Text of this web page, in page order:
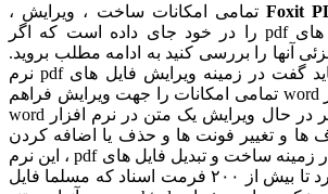
Foxitتمامی امکانات ساخت ، ویرایش ،
نمایش و تبدیل فایل های pdf را در خود جای داده است که اگر
آنها را بررسی کنید به ادامه مطلب بروید.
اما به طور اختصار باید گفت در زمینه ویرایش فایل های pdf نرم
افزار همانند نرم افزار word تمامی امکانات را جهت ویرایش فراهم
آورده و گویی که کاربر در حال ویرایش یک متن در نرم افزار word
و تغییر فونت ها و حذف یا اضافه کردن
اشیاء و عکس و… . در زمینه ساخت و تبدیل فایل های pdf ، این نرم
افزار توانایی این را دارد تا بیش از ۲۰۰ فرمت اسناد که مسلما فایل